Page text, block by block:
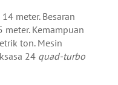
meter. Besaran
Kemampuan
ton. Mesin
24 quad-turbo